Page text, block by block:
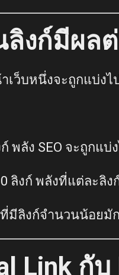
งก์มีผลต่
าเว็บหนึ่งจะถูกแบ่ง
พลัง SEO จะถูกแบ่
ลิงก์ พลังที่แต่ละลิง
มีลิงก์จำนวนน้อยมั
Link กับ